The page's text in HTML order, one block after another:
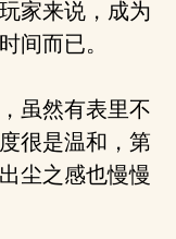
家来说，成为
间而已。
虽然有表里不
很是温和，第
尘之感也慢慢